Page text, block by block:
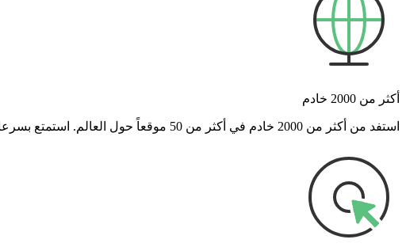
أكثر من 2000 خادم
استفد من أكثر من 2000 خادم في أكثر من 50 موقعاً حول العالم. استمتع بسرعات عالية ومستقرة سواء كنت تشاهد البث، أو تلعب، أو تتسوق عبر الإنترنت.